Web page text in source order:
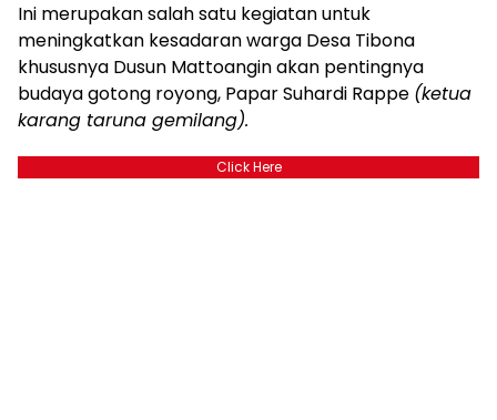
Ini merupakan salah satu kegiatan untuk
meningkatkan kesadaran warga Desa Tibona
khususnya Dusun Mattoangin akan pentingnya
budaya gotong royong, Papar Suhardi Rappe (ketua
karang taruna gemilang).
Click Here